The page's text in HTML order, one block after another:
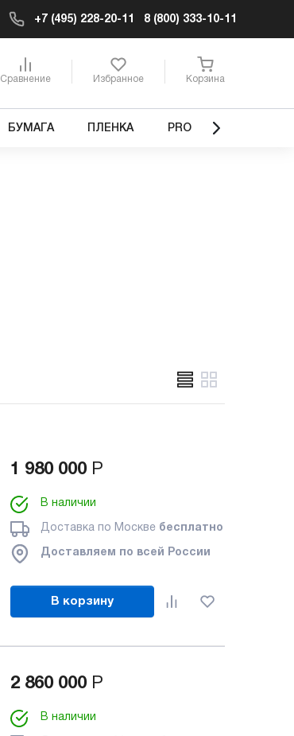
+7 (495) 228-20-11 8 (800) 333-10-11
Сравнение Избранное Корзина
БУМАГА ПЛЕНКА PRO
1 980 000 Р
В наличии
Доставка по Москве бесплатно
Доставляем по всей России
В корзину
2 860 000 Р
В наличии